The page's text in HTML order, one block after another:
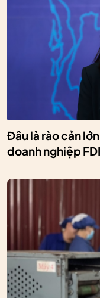
Đâu là rào cản
doanh nghiệp